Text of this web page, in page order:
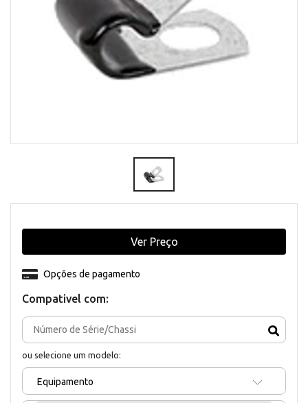
Compativel com:
ou selecione um modelo:
Equipamento
Opções de pagamento
Ver Preço